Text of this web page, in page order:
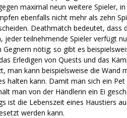
maximal neun weitere Spieler,
ebenfalls nicht mehr als zehn
Deathmatch bedeutet,
jeder teilnehmende Spieler verfügt
nötig; so gibt es
Erledigen von Quests und das
man kann beispielsweise die
halten kann. Damit man sich ein
man von der Händlerin ein Ei
ist die Lebenszeit eines Haustiers
werden kann.